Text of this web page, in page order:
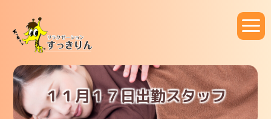
１１月１７日出勤スタッフ